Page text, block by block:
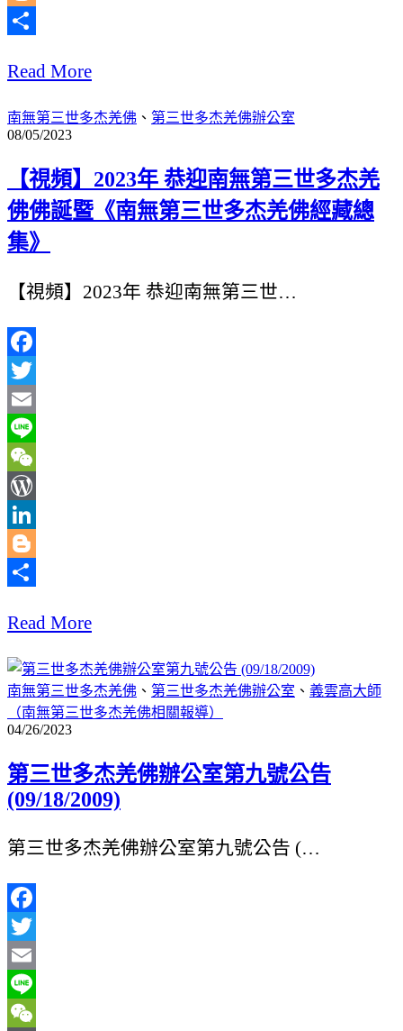
Blogger
享
Read More
南無第三世多杰羌佛 、 第三世多杰羌佛辦公室
08/05/2023
【視頻】2023年 恭迎南無第三世多杰羌
佛佛誕暨《南無第三世多杰羌佛經藏總
集》
【視頻】2023年 恭迎南無第三世…
Facebook
Twitter
Email
Line
WeChat
WordPress
LinkedIn
Blogger
享
Read More
南無第三世多杰羌佛 、 第三世多杰羌佛辦公室 、 義雲高大師
（南無第三世多杰羌佛相關報導）
04/26/2023
第三世多杰羌佛辦公室第九號公告
(09/18/2009)
第三世多杰羌佛辦公室第九號公告 (…
Facebook
Twitter
Email
Line